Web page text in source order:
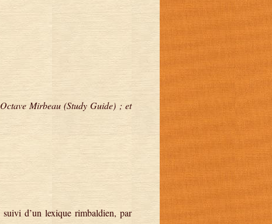
Mirbeau (Study Guide) ; et
d’un lexique rimbaldien, par